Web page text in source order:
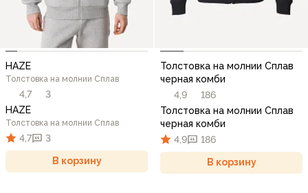
HAZE
Толстовка на молнии Сплав
4,7
3
HAZE
Толстовка на молнии Сплав
4,7 3
В корзину
Толстовка на молнии Сплав
черная комби
4,9
186
Толстовка на молнии Сплав
черная комби
4,9
186
В корзину